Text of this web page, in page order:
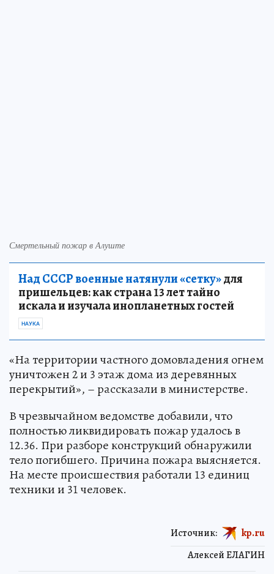
Смертельный пожар в Алуште
Над СССР военные натянули «сетку»для
пришельцев: как страна 13 лет тайно
искала и изучала инопланетных гостей
НАУКА
«На территории частного домовладения огнем
уничтожен 2 и 3 этаж дома из деревянных
перекрытий», – рассказали в министерстве.
В чрезвычайном ведомстве добавили, что
полностью ликвидировать пожар удалось в
12.36. При разборе конструкций обнаружили
тело погибшего. Причина пожара выясняется.
На месте происшествия работали 13 единиц
техники и 31 человек.
Алексей ЕЛАГИН
Источник: kp.ru